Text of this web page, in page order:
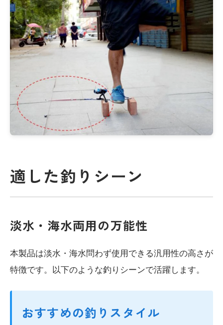
適した釣りシーン
淡水・海水両用の万能性
本製品は淡水・海水問わず使用できる汎用性の高さが
特徴です。以下のような釣りシーンで活躍します。
おすすめの釣りスタイル